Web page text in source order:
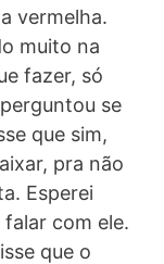
vermelha.
muito na
fazer, só
se
que sim,
pra não
Esperei
com ele.
que o